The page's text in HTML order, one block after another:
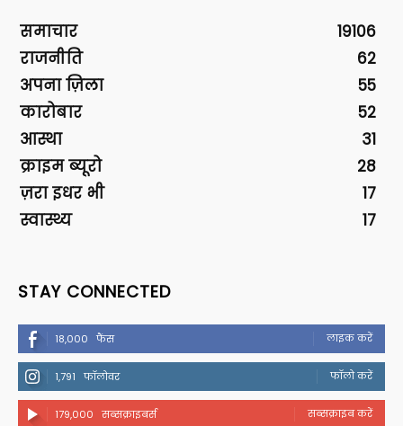
समाचार
19106
राजनीति
62
अपना ज़िला
55
कारोबार
52
आस्था
31
क्राइम ब्यूरो
28
ज़रा इधर भी
17
स्वास्थ्य
17
STAY CONNECTED
18,000 फैंस लाइक करें
1,791 फॉलोवर फॉलो करें
179,000 सब्सक्राइबर्स सब्सक्राइब करें